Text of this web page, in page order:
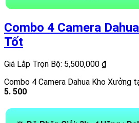
Combo 4 Camera
Tốt
Giá Lắp Trọn Bộ: 5,500,000 ₫
Combo 4 Camera Dahua Kho Xưởng
5. 500